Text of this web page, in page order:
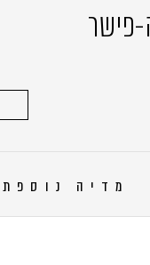
פישר
מדיה נוספת